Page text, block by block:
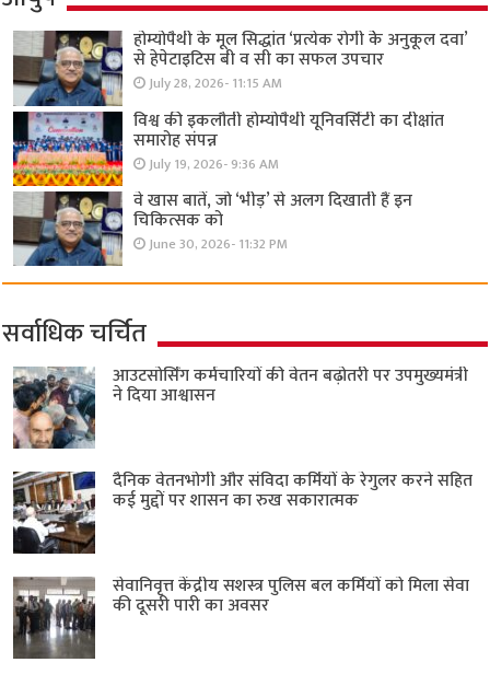
होम्योपैथी के मूल सिद्धांत ‘प्रत्येक रोगी केे अनुकूल दवा’
से हेपेटाइटिस बी व सी का सफल उपचार
July 28, 2026- 11:15 AM
विश्व की इकलौती होम्योपैथी यूनिवर्सिटी का दीक्षांत
समारोह संपन्न
July 19, 2026- 9:36 AM
वे खास बातें, जो ‘भीड़’ से अलग दिखाती हैं इन
चिकित्सक को
June 30, 2026- 11:32 PM
सर्वाधिक चर्चित
आउटसोर्सिंग कर्मचारियों की वेतन बढ़ोतरी पर उपमुख्यमंत्री
ने दिया आश्वासन
दैनिक वेतनभोगी और संविदा कर्मियों के रेगुलर करने सहित
कई मुद्दों पर शासन का रुख सकारात्मक
सेवानिवृत्त केंद्रीय सशस्त्र पुलिस बल ​कर्मियों को मिला सेवा
की दूसरी पारी का अवसर